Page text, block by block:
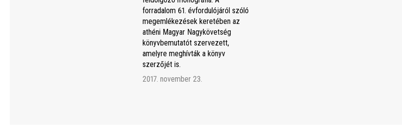
forradalom 61. évfordulójáról szóló
megemlékezések keretében az
athéni Magyar Nagykövetség
könyvbemutatót szervezett,
amelyre meghívták a könyv
szerzőjét is.
2017. november 23.